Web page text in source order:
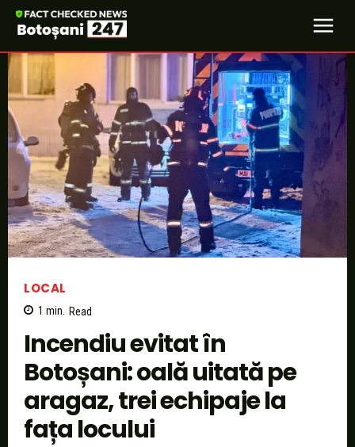
LOCAL
1 min. Read
Incendiu evitat în
Botoșani: oală uitată pe
aragaz, trei echipaje la
fața locului